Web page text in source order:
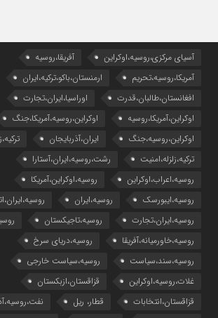
آسیای مرکزی،روسیه،اوکراین
آفریقا،روسیه
آمریکا،روسیه،تحریم
ارمنستان،باکو،ترکیه،ایران
افغانستان،طالبان،قدرت
اوراسیا،ایران،تجارت
اوکراین،آمریکا،روسیه
اوکراین،روسیه،آمریکا،جنگ
اوکراین،روسیه،جنگ
ایران،آذربایجان
ترکیه،زلزله،امنیت
رشت،روسیه،ایران،آستارا
روسیه،اعراب،اوکراین
روسیه،اوکراین،آمریکا
روسیه،ایبورسک
روسیه،ایران
روسیه،ایران،تجارت
روسیه،تاجیکستان
روسیه،خاورمیانه،آفریقا
روسیه،دریای سرخ
روسیه،سند،سیاست
روسیه،سیاست خارجی
غلات،روسیه،اوکراین
قزاقستان،ازبکستان
قزاقستان،انتخابات
قطار، ریل